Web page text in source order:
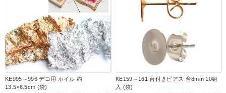
KE995～996 デコ用 ホイル 約
13.5×6.5cm (袋)
KE159～161 台付きピアス 台8mm 10組
入 (袋)